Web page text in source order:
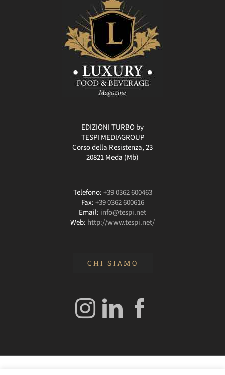
EDIZIONI TURBO by
TESPI MEDIAGROUP
Corso della Resistenza, 23
20821 Meda (Mb)
Telefono:+39 0362 600463
Fax:+39 0362 600616
Email: info@tespi.net
Web: http://www.tespi.net/
CHI SIAMO